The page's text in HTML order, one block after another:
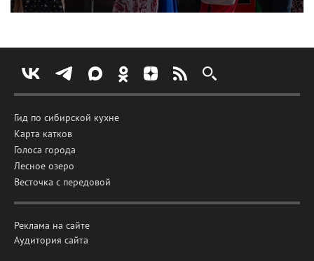
Гид по сибирской кухне
Карта катков
Голоса города
Лесное озеро
Весточка с передовой
Реклама на сайте
Аудитория сайта